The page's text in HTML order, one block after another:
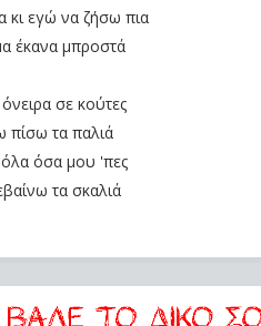
εγώ να ζήσω πια
έκανα μπροστά
σε κούτες
πίσω τα παλιά
όσα μου 'πες
τα σκαλιά